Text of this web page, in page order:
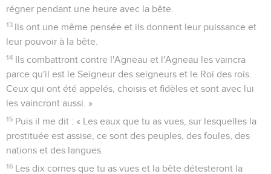
régner pendant une heure avec la bête.
13 Ils ont une même pensée et ils donnent leur puissance et
leur pouvoir à la bête.
14 Ils combattront contre l'Agneau et l'Agneau les vaincra
parce qu'il est le Seigneur des seigneurs et le Roi des rois.
Ceux qui ont été appelés, choisis et fidèles et sont avec lui
les vaincront aussi. »
15 Puis il me dit : « Les eaux que tu as vues, sur lesquelles la
prostituée est assise, ce sont des peuples, des foules, des
nations et des langues.
16 Les dix cornes que tu as vues et la bête détesteront la